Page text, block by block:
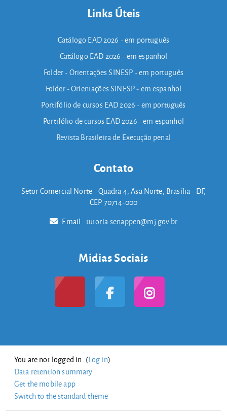
Links Úteis
Catálogo EAD 2026 - em português
Catálogo EAD 2026 - em espanhol
Folder - Orientações SINESP - em português
Folder - Orientações SINESP - em espanhol
Portifólio de cursos EAD 2026 - em português
Portifólio de cursos EAD 2026 - em espanhol
Revista Brasileira de Execução penal
Contato
Setor Comercial Norte - Quadra 4, Asa Norte, Brasília - DF,
CEP 70714-000
Email : tutoria.senappen@mj.gov.br
Midias Sociais
You are not logged in. (Log in)
Data retention summary
Get the mobile app
Switch to the standard theme